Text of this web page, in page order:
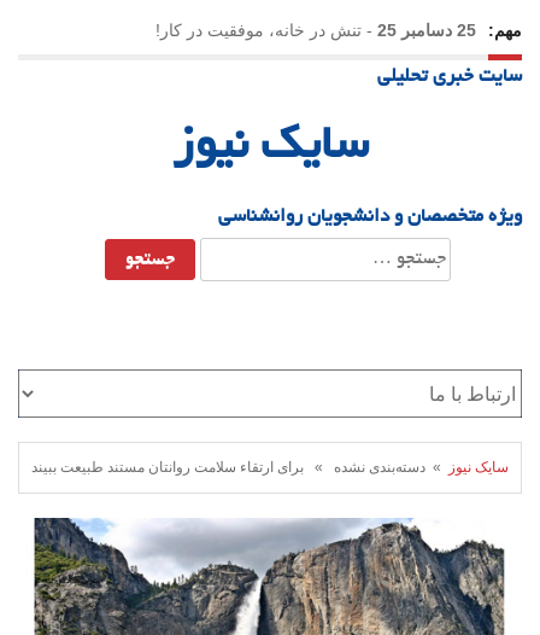
مهم: 25 دسامبر 25 - تنش در خانه، موفقیت در کار!
23 دسامبر 25
-یلدا؛ نماد تاب‌آوری اجتماعی در روزگار دشوار
سایت خبری تحلیلی
سایک نیوز
ویژه متخصصان و دانشجویان روانشناسی
جستجو
برای:
سایک نیوز » دسته‌بندی نشده » برای ارتقاء سلامت روانتان مستند طبیعت ببیند